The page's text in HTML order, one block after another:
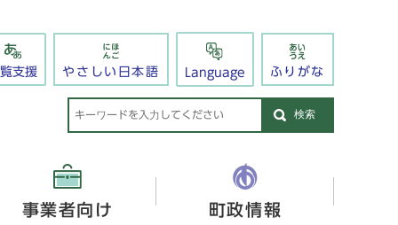
支援 やさしい日本語 Language ふりがな
検索
事業者向け 町政情報